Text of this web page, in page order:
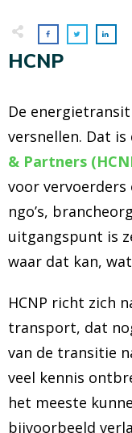
HCNP
De
versnellen. Dat is
& Partners
voor vervoerders
ngo’s,
uitgangspunt is
waar dat kan,
HCNP richt zich
transport, dat
van de transitie
veel kennis
het meeste
bijvoorbeeld